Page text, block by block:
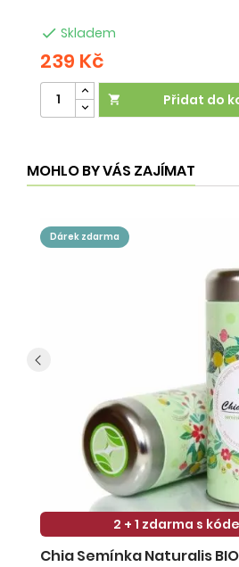
 Skladem
239 Kč
 Přidat do
MOHLO BY VÁS ZAJÍMAT
dárek zdarma
2 + 1 zdarma s
Chia Semínka Naturalis